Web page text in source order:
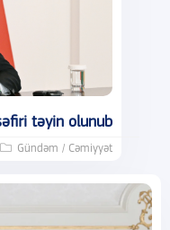
təyin olunub
Gündəm / Cəmiyyət